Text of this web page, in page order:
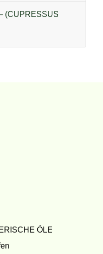
(CUPRESSUS
ÖLE